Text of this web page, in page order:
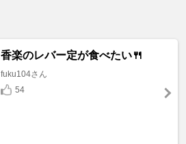
香楽のレバー定が食べたい🍴
fuku104さん
54